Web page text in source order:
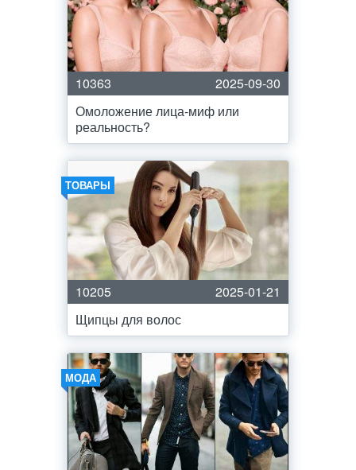
10363
2025-09-30
Омоложение лица-миф или
реальность?
ТОВАРЫ
10205
2025-01-21
Щипцы для волос
МОДА